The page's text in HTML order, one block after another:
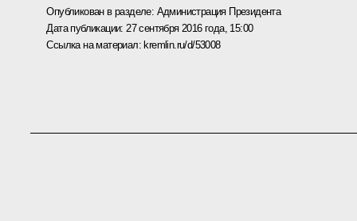
Опубликован в разделе: Администрация Президента
Дата публикации: 27 сентября 2016 года, 15:00
Ссылка на материал:kremlin.ru/d/53008